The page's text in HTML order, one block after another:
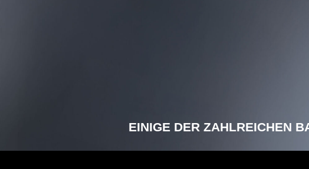
EINIGE DER ZAHLREICHEN